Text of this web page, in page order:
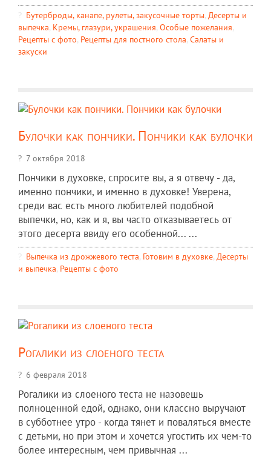
Бутерброды, канапе, рулеты, закусочные торты, Десерты и
выпечка, Кремы, глазури, украшения, Особые пожелания,
Рецепты c фото, Рецепты для постного стола, Салаты и
закуски
Булочки как пончики. Пончики как булочки
7 октября 2018
Пончики в духовке, спросите вы, а я отвечу - да,
именно пончики, и именно в духовке! Уверена,
среди вас есть много любителей подобной
выпечки, но, как и я, вы часто отказываетесь от
этого десерта ввиду его особенной... ...
Выпечка из дрожжевого теста, Готовим в духовке, Десерты
и выпечка, Рецепты c фото
Рогалики из слоеного теста
6 февраля 2018
Рогалики из слоеного теста не назовешь
полноценной едой, однако, они классно выручают
в субботнее утро - когда тянет и поваляться вместе
с детьми, но при этом и хочется угостить их чем-то
более интересным, чем привычная ...